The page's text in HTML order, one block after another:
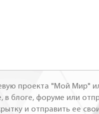
проекта "Мой Мир"
в блоге, форуме или
и отправить ее